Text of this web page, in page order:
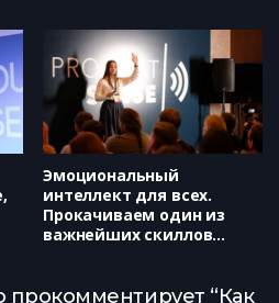
Эмоциональный
интеллект для всех.
Прокачиваем один из
важнейших скиллов
прокомментирует “Как